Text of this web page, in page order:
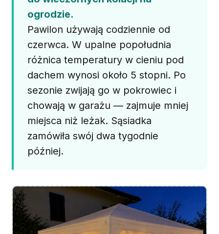
ogrodzie.
Pawilon używają codziennie od
czerwca. W upalne popołudnia
różnica temperatury w cieniu pod
dachem wynosi około 5 stopni. Po
sezonie zwijają go w pokrowiec i
chowają w garażu — zajmuje mniej
miejsca niż leżak. Sąsiadka
zamówiła swój dwa tygodnie
później.